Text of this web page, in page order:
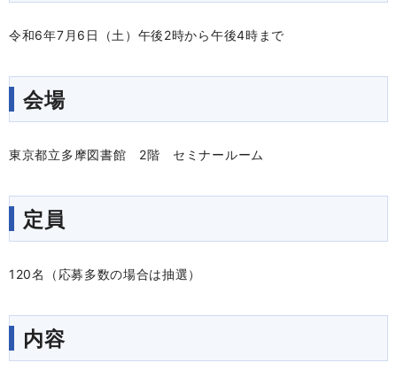
令和6年7月6日（土）午後2時から午後4時まで
会場
東京都立多摩図書館 2階 セミナールーム
定員
120名（応募多数の場合は抽選）
内容